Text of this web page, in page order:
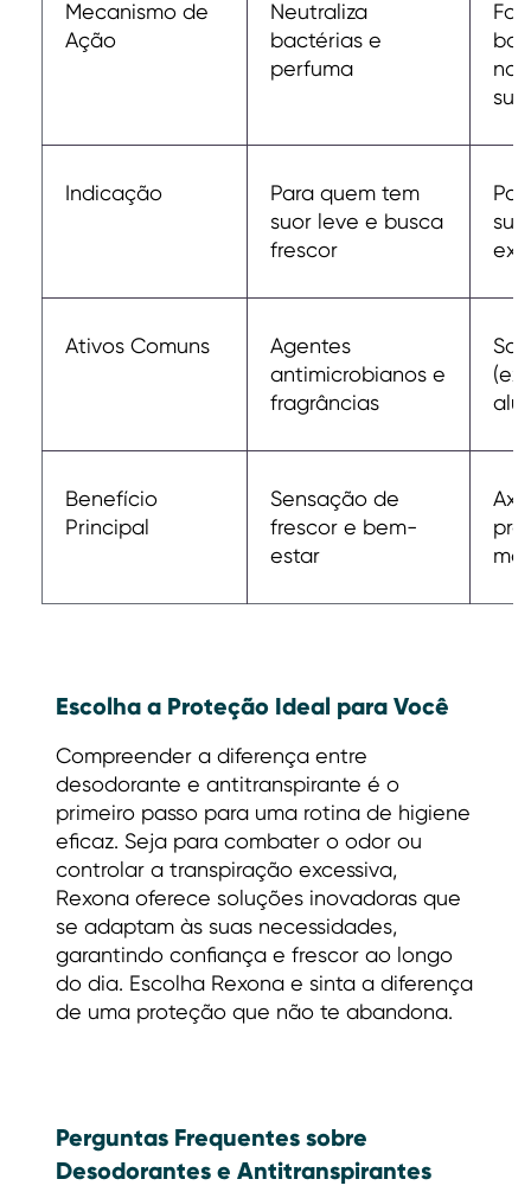
Mecanismo de
Ação
Neutraliza
bactérias e
perfuma
Indicação
Para quem tem
suor leve e busca
frescor
Ativos Comuns
Agentes
antimicrobianos e
fragrâncias
Benefício
Principal
Sensação de
frescor e bem-
estar
Escolha a Proteção Ideal para Você
Compreender a diferença entre
desodorante e antitranspirante é o
primeiro passo para uma rotina de higiene
eficaz. Seja para combater o odor ou
controlar a transpiração excessiva,
Rexona oferece soluções inovadoras que
se adaptam às suas necessidades,
garantindo confiança e frescor ao longo
do dia. Escolha Rexona e sinta a diferença
de uma proteção que não te abandona.
Perguntas Frequentes sobre
Desodorantes e Antitranspirantes